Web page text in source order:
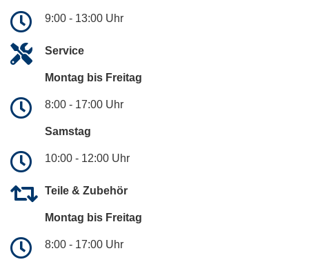
9:00 - 13:00 Uhr
Service
Montag bis Freitag
8:00 - 17:00 Uhr
Samstag
10:00 - 12:00 Uhr
Teile & Zubehör
Montag bis Freitag
8:00 - 17:00 Uhr